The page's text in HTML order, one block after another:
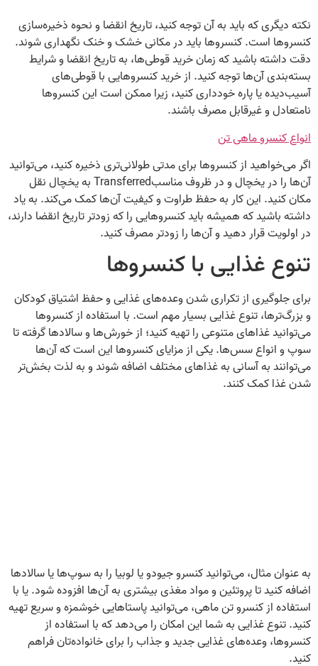
نکته دیگری که باید به آن توجه کنید، تاریخ انقضا و نحوه ذخیره‌سازی
کنسروها است. کنسروها باید در مکانی خشک و خنک نگهداری شوند.
دقت داشته باشید که زمان خرید قوطی‌ها، به تاریخ انقضا و شرایط
بسته‌بندی آن‌ها توجه کنید. از خرید کنسروهایی با قوطی‌های
آسیب‌دیده یا پاره خودداری کنید، زیرا ممکن است این کنسروها
نامتعادل و غیرقابل مصرف باشند.
انواع کنسرو ماهی تن
اگر می‌خواهید از کنسروها برای مدتی طولانی‌تری ذخیره کنید، می‌توانید
آن‌ها را در یخچال و در ظروف مناسبTransferred به یخچال نقل
مکان کنید. این کار به حفظ طراوت و کیفیت آن‌ها کمک می‌کند. به یاد
داشته باشید که همیشه باید کنسروهایی را که زودتر تاریخ انقضا دارند،
در اولویت قرار دهید و آن‌ها را زودتر مصرف کنید.
تنوع غذایی با کنسروها
برای جلوگیری از تکراری شدن وعده‌های غذایی و حفظ اشتیاق کودکان
و بزرگ‌ترها، تنوع غذایی بسیار مهم است. با استفاده از کنسروها
می‌توانید غذاهای متنوعی را تهیه کنید؛ از خورش‌ها و سالادها گرفته تا
سوپ و انواع سس‌ها. یکی از مزایای کنسروها این است که آن‌ها
می‌توانند به آسانی به غذاهای مختلف اضافه شوند و به لذت بخش‌تر
شدن غذا کمک کنند.
به عنوان مثال، می‌توانید کنسرو جیودو یا لوبیا را به سوپ‌ها یا سالادها
اضافه کنید تا پروتئین و مواد مغذی بیشتری به آن‌ها افزوده شود. یا با
استفاده از کنسرو تن ماهی، می‌توانید پاستاهایی خوشمزه و سریع تهیه
کنید. تنوع غذایی به شما این امکان را می‌دهد که با استفاده از
کنسروها، وعده‌های غذایی جدید و جذاب را برای خانواده‌تان فراهم
کنید.